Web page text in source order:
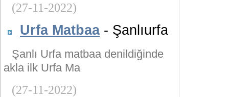
(27-11-2022)
Urfa Matbaa- Şanlıurfa
Şanlı Urfa matbaa denildiğinde
akla ilk Urfa Ma
(27-11-2022)